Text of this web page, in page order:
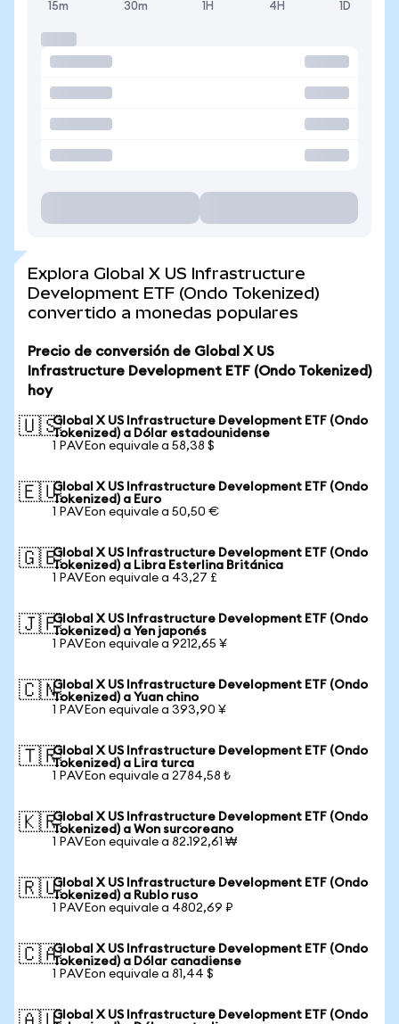
15m 30m 1H 4H 1D
Explora Global X US Infrastructure
Development ETF (Ondo Tokenized)
convertido a monedas populares
Precio de conversión de Global X US
Infrastructure Development ETF (Ondo Tokenized)
hoy
🇺🇸Global X US Infrastructure Development ETF (Ondo
Tokenized) a Dólar estadounidense
1 PAVEon equivale a 58,38 $
🇪🇺Global X US Infrastructure Development ETF (Ondo
Tokenized) a Euro
1 PAVEon equivale a 50,50 €
🇬🇧Global X US Infrastructure Development ETF (Ondo
Tokenized) a Libra Esterlina Británica
1 PAVEon equivale a 43,27 £
🇯🇵Global X US Infrastructure Development ETF (Ondo
Tokenized) a Yen japonés
1 PAVEon equivale a 9212,65 ¥
🇨🇳Global X US Infrastructure Development ETF (Ondo
Tokenized) a Yuan chino
1 PAVEon equivale a 393,90 ¥
🇹🇷Global X US Infrastructure Development ETF (Ondo
Tokenized) a Lira turca
1 PAVEon equivale a 2784,58 ₺
🇰🇷Global X US Infrastructure Development ETF (Ondo
Tokenized) a Won surcoreano
1 PAVEon equivale a 82.192,61 ₩
🇷🇺Global X US Infrastructure Development ETF (Ondo
Tokenized) a Rublo ruso
1 PAVEon equivale a 4802,69 ₽
🇨🇦Global X US Infrastructure Development ETF (Ondo
Tokenized) a Dólar canadiense
1 PAVEon equivale a 81,44 $
Global X US Infrastructure Development ETF (Ondo